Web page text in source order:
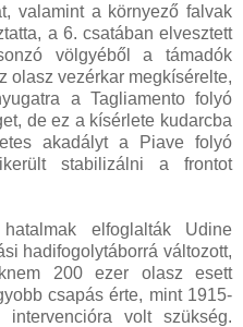
valamint a környező falvak
a 6. csatában elvesztett
völgyéből a támadók
olasz vezérkar megkísérelte,
a Tagliamento folyó
de ez a kísérlete kudarcba
akadályt a Piave folyó
stabilizálni a frontot
elfoglalták Udine
hadifogolytáborrá változott,
200 ezer olasz esett
csapás érte, mint 1915-
volt szükség.